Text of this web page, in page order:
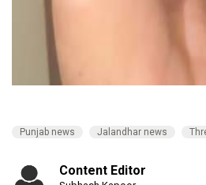
Punjab news Jalandhar news
Content Editor